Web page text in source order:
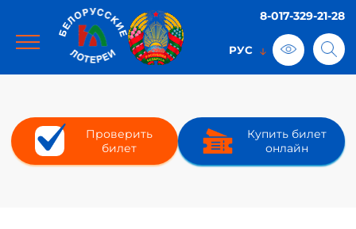
8-017-329-21-28
Проверить
билет
Купить билет
онлайн